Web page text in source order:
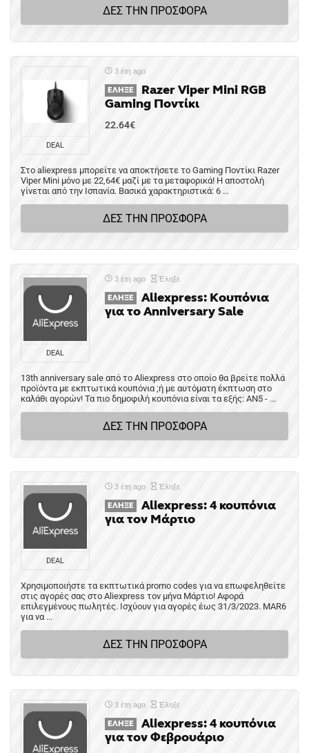
ΔΕΣ ΤΗΝ ΠΡΟΣΦΟΡΑ
DEAL
3 έτη ago
ΈΛΗΞΕ
Razer Viper Mini RGB
Gaming Ποντίκι
22.64€
Στο aliexpress μπορείτε να αποκτήσετε το Gaming Ποντίκι Razer
Viper Mini μόνο με 22,64€ μαζί με τα μεταφορικά! Η αποστολή
γίνεται από την Ισπανία. Βασικά χαρακτηριστικά: 6 ...
ΔΕΣ ΤΗΝ ΠΡΟΣΦΟΡΑ
DEAL
3 έτη ago Έληξε
ΈΛΗΞΕ
Aliexpress: Κουπόνια
για το Αnniversary Sale
13th anniversary sale από το Aliexpress στο οποίο θα βρείτε πολλά
προϊόντα με εκπτωτικά κουπόνια ;ή με αυτόματη έκπτωση στο
καλάθι αγορών! Τα πιο δημοφιλή κουπόνια είναι τα εξής: AN5 - ...
ΔΕΣ ΤΗΝ ΠΡΟΣΦΟΡΑ
DEAL
3 έτη ago Έληξε
ΈΛΗΞΕ
Aliexpress: 4 κουπόνια
για τον Μάρτιο
Χρησιμοποιήστε τα εκπτωτικά promo codes για να επωφεληθείτε
στις αγορές σας στο Aliexpress τον μήνα Μάρτιο! Αφορά
επιλεγμένους πωλητές. Ισχύουν για αγορές έως 31/3/2023. MAR6
για να ...
ΔΕΣ ΤΗΝ ΠΡΟΣΦΟΡΑ
3 έτη ago Έληξε
ΈΛΗΞΕ
Aliexpress: 4 κουπόνια
για τον Φεβρουάριο